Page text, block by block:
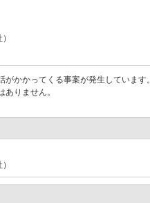
かかってくる事案が発生しています。
りません。